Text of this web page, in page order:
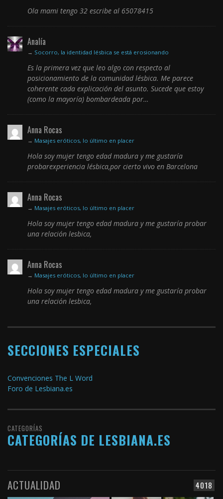
Ola mami tengo 32 escribe al 65078415
Analía
→ Socorro, la identidad lésbica se está erosionando
Es la primera vez que leo algo con respecto al
posicionamiento de la comunidad lésbica. Me parece
coherente cada explicación del asunto. Sucede que estoy
(como la mayoría) bombardeada por…
Anna Rocas
→ Masajes eróticos, lo último en placer
Hola soy mujer tengo edad madura y me gustaría
probarexperiencia lésbica,por cierto vivo en Barcelona
Anna Rocas
→ Masajes eróticos, lo último en placer
Hola soy mujer tengo edad madura y me gustaría probar
una relación lesbica,
Anna Rocas
→ Masajes eróticos, lo último en placer
Hola soy mujer tengo edad madura y me gustaría probar
una relación lesbica,
SECCIONES ESPECIALES
Convenciones The L Word
Foro de Lesbiana.es
CATEGORÍAS
CATEGORÍAS DE LESBIANA.ES
4018
ACTUALIDAD